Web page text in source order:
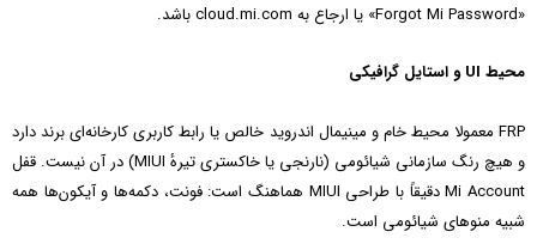
«Forgot Mi Password» یا ارجاع به cloud.mi.com باشد.
محیط UI و استایل گرافیکی
FRP معمولا محیط خام و مینیمال اندروید خالص یا رابط کاربری کارخانه‌ای برند دارد
و هیچ رنگ سازمانی شیائومی (نارنجی یا خاکستری تیرهٔ MIUI) در آن نیست. قفل
Mi Account دقیقاً با طراحی MIUI هماهنگ است: فونت، دکمه‌ها و آیکون‌ها همه
شبیه منوهای شیائومی است.